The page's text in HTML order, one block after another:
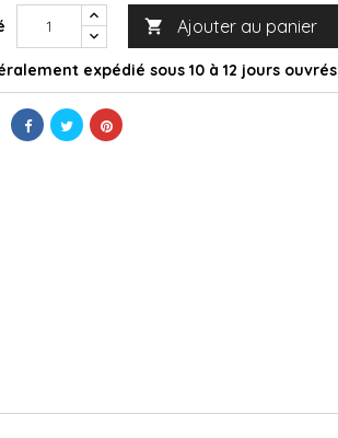
 Ajouter au panier
expédié sous 10 à 12 jours ouvrés